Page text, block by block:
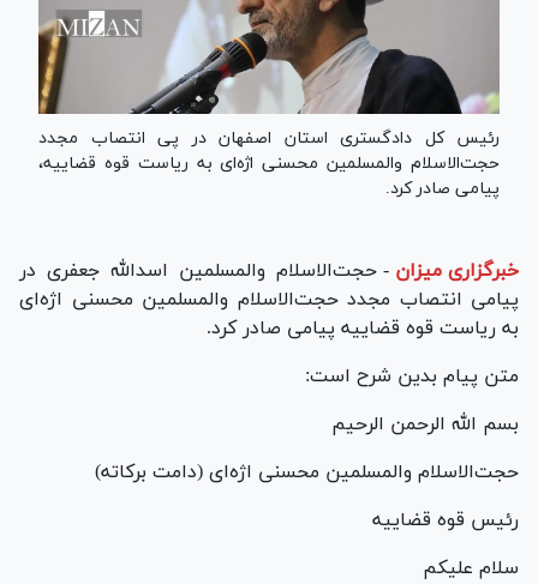
رئیس کل دادگستری استان اصفهان در پی انتصاب مجدد
حجت‌الاسلام والمسلمین محسنی اژه‌ای به ریاست قوه قضاییه،
پیامی صادر کرد.
خبرگزاری میزان - حجت‌الاسلام والمسلمین اسدالله جعفری در
پیامی انتصاب مجدد حجت‌الاسلام‌ و‌المسلمین محسنی اژه‌ای
به ریاست قوه قضاییه پیامی صادر کرد.
متن پیام بدین شرح است:
بسم الله الرحمن الرحیم
حجت‌الاسلام والمسلمین محسنی اژه‌ای (دامت برکاته)
رئیس قوه قضاییه
سلام علیکم